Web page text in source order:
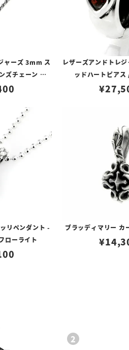
ャーズ 3mm ス
ズチェーン w/
LTロゴプレート
レザーズアンドトレ
ッドハートピア
¥
リペンダント -
ローライト
ブラッディマリー カ
¥